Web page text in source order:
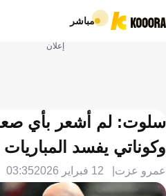
مباشر
إعلان
سلوت: لم أشعر بأي
وكوناتي يفسد
عمرو عزت 12 فبراير 2026 03:35